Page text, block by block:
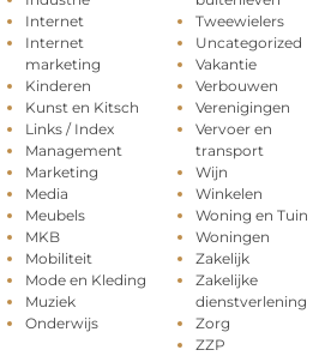
Internet
Internet
marketing
Kinderen
Kunst en Kitsch
Links / Index
Management
Marketing
Media
Meubels
MKB
Mobiliteit
Mode en Kleding
Muziek
Onderwijs
Tweewielers
Uncategorized
Vakantie
Verbouwen
Verenigingen
Vervoer en
transport
Wijn
Winkelen
Woning en Tuin
Woningen
Zakelijk
Zakelijke
dienstverlening
Zorg
ZZP